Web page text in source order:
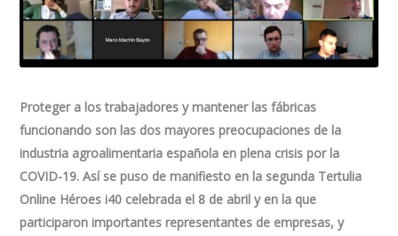
Proteger a los trabajadores y mantener las fábricas
funcionando son las dos mayores preocupaciones de la
industria agroalimentaria española en plena crisis por la
COVID-19. Así se puso de manifiesto en la segunda Tertulia
Online Héroes i40 celebrada el 8 de abril y en la que
participaron importantes representantes de empresas, y